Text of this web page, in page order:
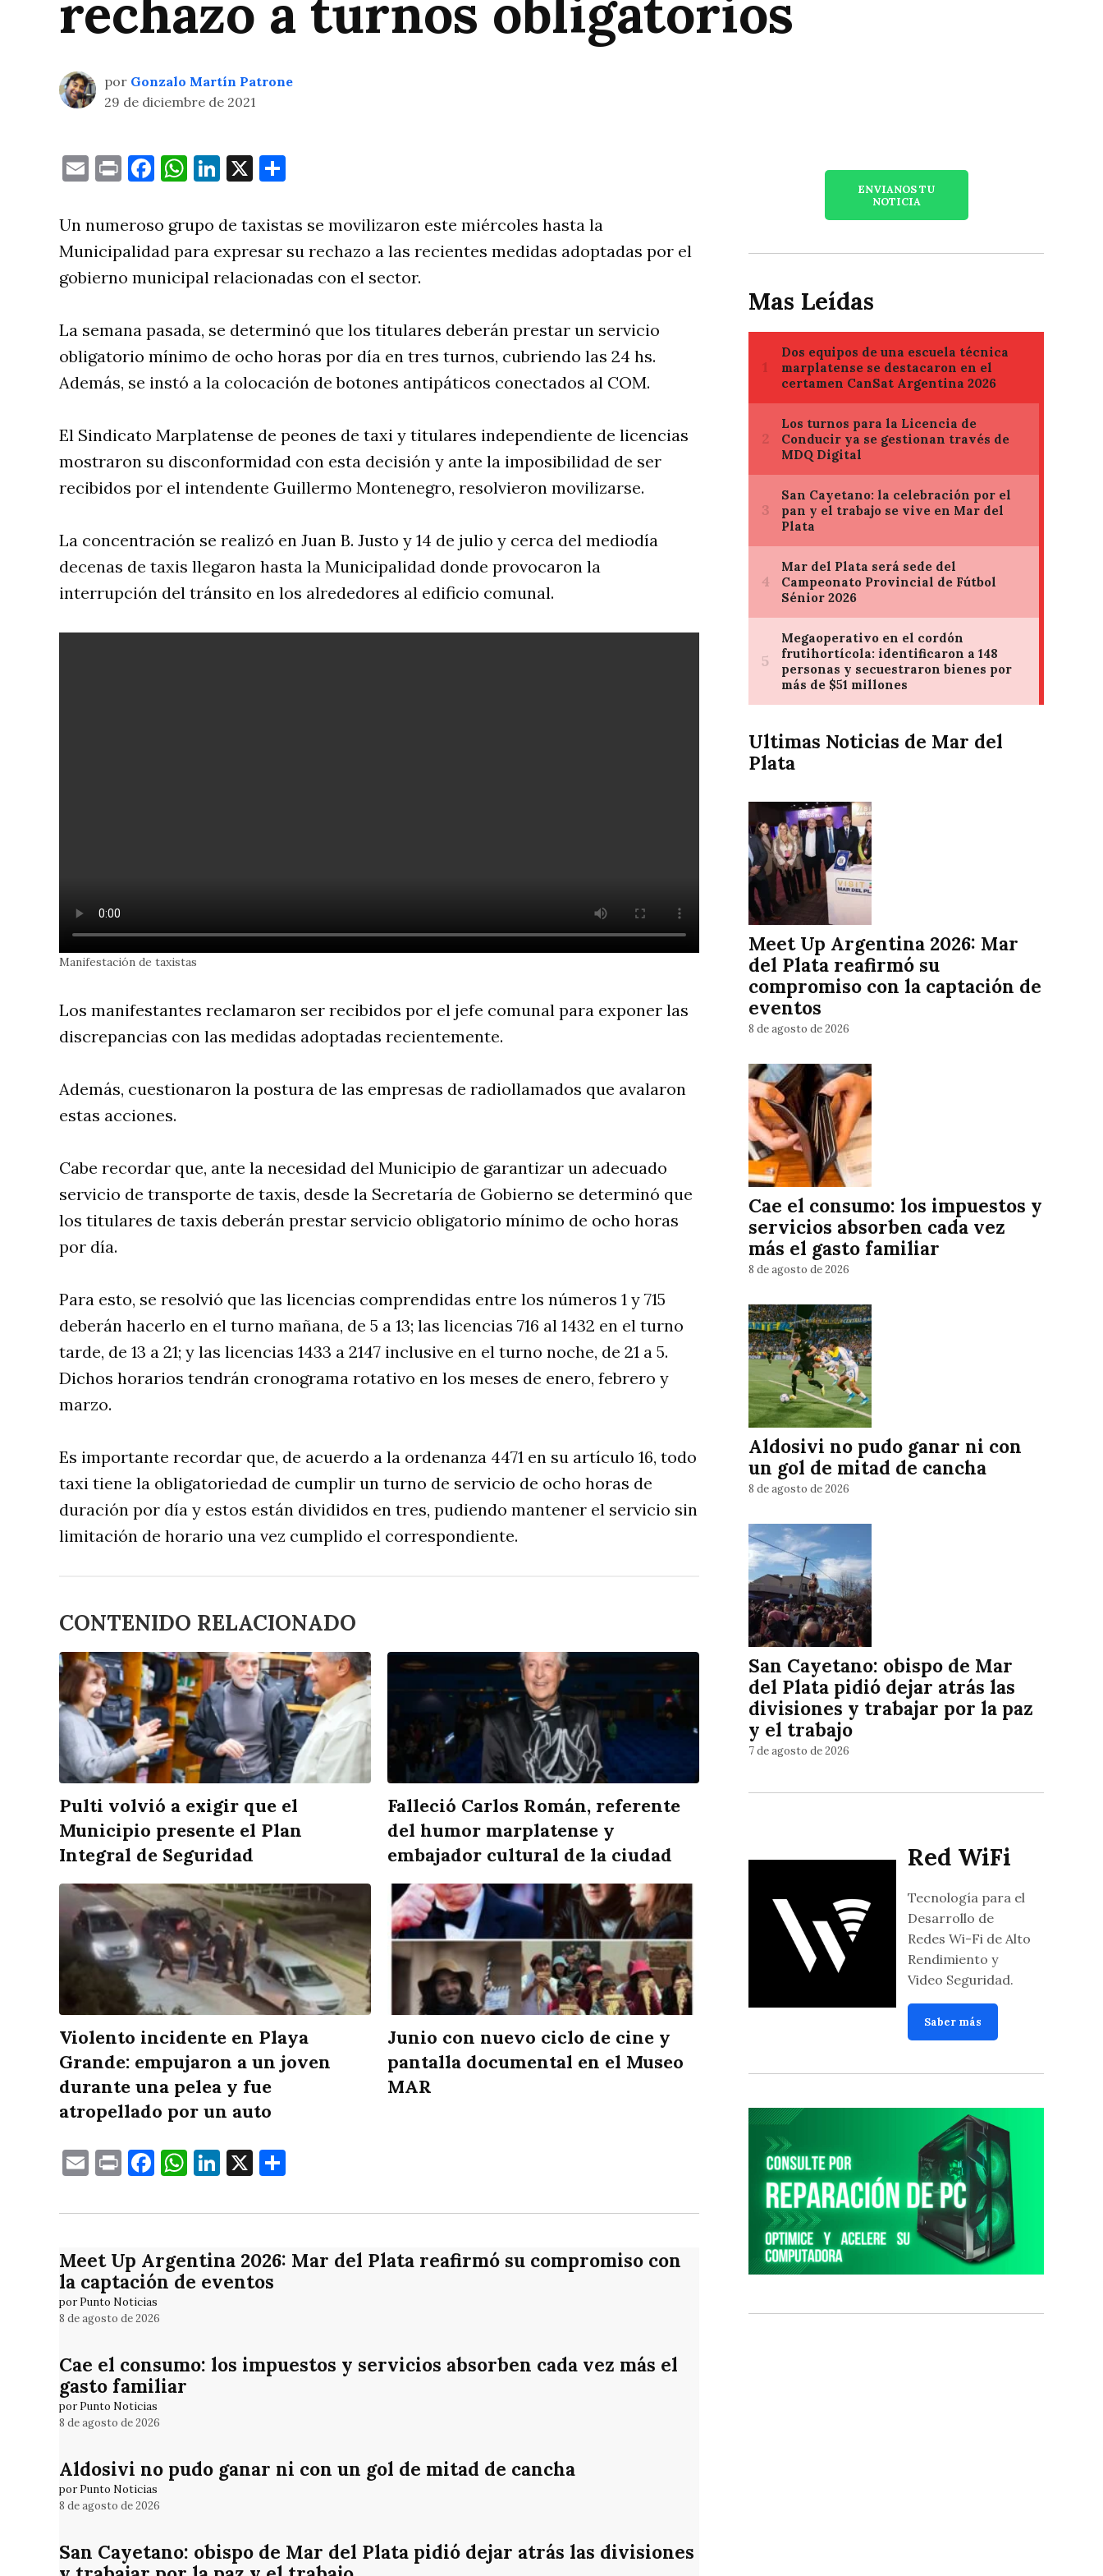
rechazo a turnos obligatorios
por Gonzalo Martín Patrone
29 de diciembre de 2021
EmailPrintFacebook
WhatsApp
LinkedIn
X
Un numeroso grupo de taxistas se movilizaron este miércoles hasta la
Municipalidad para expresar su rechazo a las recientes medidas adoptadas por el
gobierno municipal relacionadas con el sector.
La semana pasada, se determinó que los titulares deberán prestar un servicio
obligatorio mínimo de ocho horas por día en tres turnos, cubriendo las 24 hs.
Además, se instó a la colocación de botones antipáticos conectados al COM.
El Sindicato Marplatense de peones de taxi y titulares independiente de licencias
mostraron su disconformidad con esta decisión y ante la imposibilidad de ser
recibidos por el intendente Guillermo Montenegro, resolvieron movilizarse.
La concentración se realizó en Juan B. Justo y 14 de julio y cerca del mediodía
decenas de taxis llegaron hasta la Municipalidad donde provocaron la
interrupción del tránsito en los alrededores al edificio comunal.
Manifestación de taxistas
Los manifestantes reclamaron ser recibidos por el jefe comunal para exponer las
discrepancias con las medidas adoptadas recientemente.
Además, cuestionaron la postura de las empresas de radiollamados que avalaron
estas acciones.
Cabe recordar que, ante la necesidad del Municipio de garantizar un adecuado
servicio de transporte de taxis, desde la Secretaría de Gobierno se determinó que
los titulares de taxis deberán prestar servicio obligatorio mínimo de ocho horas
por día.
Para esto, se resolvió que las licencias comprendidas entre los números 1 y 715
deberán hacerlo en el turno mañana, de 5 a 13; las licencias 716 al 1432 en el turno
tarde, de 13 a 21; y las licencias 1433 a 2147 inclusive en el turno noche, de 21 a 5.
Dichos horarios tendrán cronograma rotativo en los meses de enero, febrero y
marzo.
Es importante recordar que, de acuerdo a la ordenanza 4471 en su artículo 16, todo
taxi tiene la obligatoriedad de cumplir un turno de servicio de ocho horas de
duración por día y estos están divididos en tres, pudiendo mantener el servicio sin
limitación de horario una vez cumplido el correspondiente.
CONTENIDO RELACIONADO
Pulti volvió a exigir que el
Municipio presente el Plan
Integral de Seguridad
Falleció Carlos Román, referente
del humor marplatense y
embajador cultural de la ciudad
Violento incidente en Playa
Grande: empujaron a un joven
durante una pelea y fue
atropellado por un auto
Junio con nuevo ciclo de cine y
pantalla documental en el Museo
MAR
EmailPrintFacebook
WhatsApp
LinkedIn
X
Meet Up Argentina 2026: Mar del Plata reafirmó su compromiso con
la captación de eventos
por Punto Noticias
8 de agosto de 2026
Cae el consumo: los impuestos y servicios absorben cada vez más el
gasto familiar
por Punto Noticias
8 de agosto de 2026
Aldosivi no pudo ganar ni con un gol de mitad de cancha
por Punto Noticias
8 de agosto de 2026
San Cayetano: obispo de Mar del Plata pidió dejar atrás las divisiones
ENVIANOS TU
NOTICIA
Mas Leídas
Ultimas Noticias de Mar del
Plata
Meet Up Argentina 2026: Mar
del Plata reafirmó su
compromiso con la captación de
eventos
8 de agosto de 2026
Cae el consumo: los impuestos y
servicios absorben cada vez
más el gasto familiar
8 de agosto de 2026
Aldosivi no pudo ganar ni con
un gol de mitad de cancha
8 de agosto de 2026
San Cayetano: obispo de Mar
del Plata pidió dejar atrás las
divisiones y trabajar por la paz
y el trabajo
7 de agosto de 2026
Red WiFi
Tecnología para el
Desarrollo de
Redes Wi-Fi de Alto
Rendimiento y
Video Seguridad.
Saber más